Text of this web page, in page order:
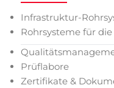
Infrastruktur-
Rohrsysteme für
Prüflabore
Zertifikate &